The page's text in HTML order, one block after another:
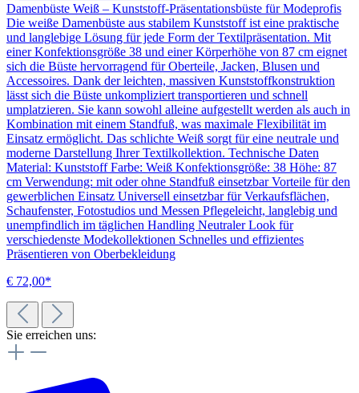
Damenbüste Weiß – Kunststoff-Präsentationsbüste für Modeprofis
Die weiße Damenbüste aus stabilem Kunststoff ist eine praktische
und langlebige Lösung für jede Form der Textilpräsentation. Mit
einer Konfektionsgröße 38 und einer Körperhöhe von 87 cm eignet
sich die Büste hervorragend für Oberteile, Jacken, Blusen und
Accessoires. Dank der leichten, massiven Kunststoffkonstruktion
lässt sich die Büste unkompliziert transportieren und schnell
umplatzieren. Sie kann sowohl alleine aufgestellt werden als auch in
Kombination mit einem Standfuß, was maximale Flexibilität im
Einsatz ermöglicht. Das schlichte Weiß sorgt für eine neutrale und
moderne Darstellung Ihrer Textilkollektion. Technische Daten
Material: Kunststoff Farbe: Weiß Konfektionsgröße: 38 Höhe: 87
cm Verwendung: mit oder ohne Standfuß einsetzbar Vorteile für den
gewerblichen Einsatz Universell einsetzbar für Verkaufsflächen,
Schaufenster, Fotostudios und Messen Pflegeleicht, langlebig und
unempfindlich im täglichen Handling Neutraler Look für
verschiedenste Modekollektionen Schnelles und effizientes
Präsentieren von Oberbekleidung
€ 72,00*
Sie erreichen uns: